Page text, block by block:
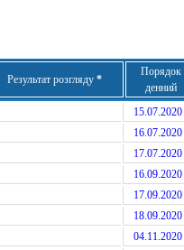
Результат розгляду *
Порядок
денний
15.07.2020
16.07.2020
17.07.2020
16.09.2020
17.09.2020
18.09.2020
04.11.2020